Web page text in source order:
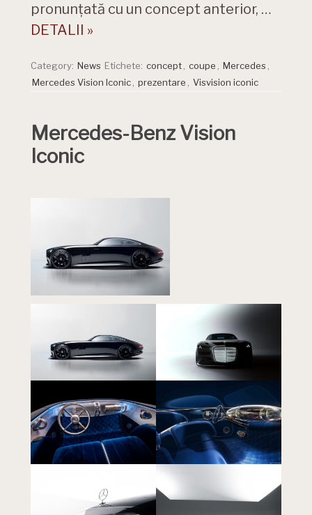
pronunțată cu un concept anterior, …
DETALII »
Category: News Etichete: concept coupe Mercedes
Mercedes Vision Iconic
prezentare Visvision iconic
Mercedes-Benz Vision
Iconic